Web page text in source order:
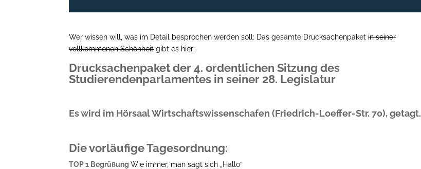
Wer wissen will, was im Detail besprochen werden soll: Das gesamte Drucksachenpaketin seiner
vollkommenen Schönheitgibt es hier:
Drucksachenpaket der 4. ordentlichen Sitzung des
Studierendenparlamentes in seiner 28. Legislatur
Es wird im Hörsaal Wirtschaftswissenschafen (Friedrich-Loeffer-Str. 70), getagt.
Die vorläufige Tagesordnung:
TOP 1 BegrüßungWie immer, man sagt sich „Hallo“